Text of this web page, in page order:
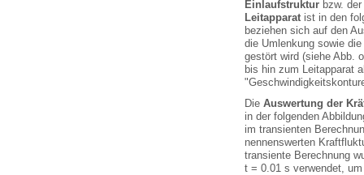
Einlaufstruktur bzw.
Leitapparat ist in den
beziehen sich auf den
die Umlenkung sowie
gestört wird (siehe Abb.
bis hin zum Leitapparat
Die Auswertung der
in der folgenden
im transienten
nennenswerten
transiente Berechnung
t = 0.01 s verwendet,